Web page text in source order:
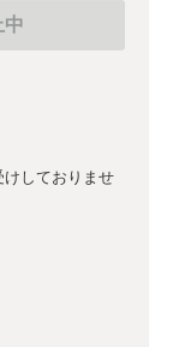
中
しておりませ